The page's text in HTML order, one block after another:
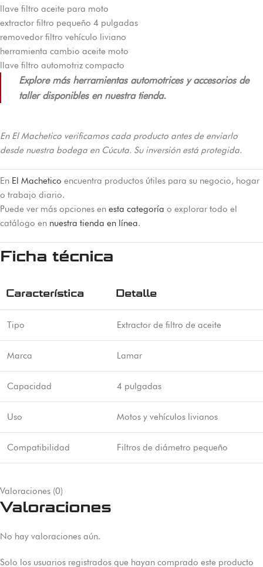
llave filtro aceite para moto
extractor filtro pequeño 4 pulgadas
removedor filtro vehículo liviano
herramienta cambio aceite moto
llave filtro automotriz compacto
Explore más herramientas automotrices y accesorios de
taller disponibles en nuestra tienda.
En El Machetico verificamos cada producto antes de enviarlo
desde nuestra bodega en Cúcuta. Su inversión está protegida.
En El Machetico encuentra productos útiles para su negocio, hogar
o trabajo diario.
Puede ver más opciones en esta categoría o explorar todo el
catálogo en nuestra tienda en línea.
Ficha técnica
Característica Detalle
Tipo Extractor de filtro de aceite
Marca Lamar
Capacidad 4 pulgadas
Uso Motos y vehículos livianos
Compatibilidad Filtros de diámetro pequeño
Valoraciones (0)
Valoraciones
No hay valoraciones aún.
Solo los usuarios registrados que hayan comprado este producto